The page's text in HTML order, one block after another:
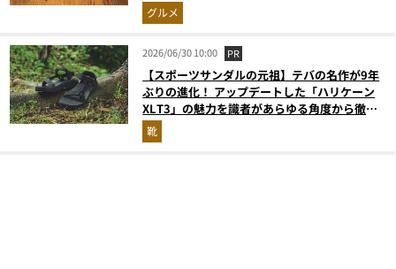
グルメ
2026/06/30 10:00 PR
【スポーツサンダルの元祖】テバの名作が9年
ぶりの進化！ アップデートした「ハリケーン
XLT3」の魅力を識者があらゆる角度から徹底
解説！
靴